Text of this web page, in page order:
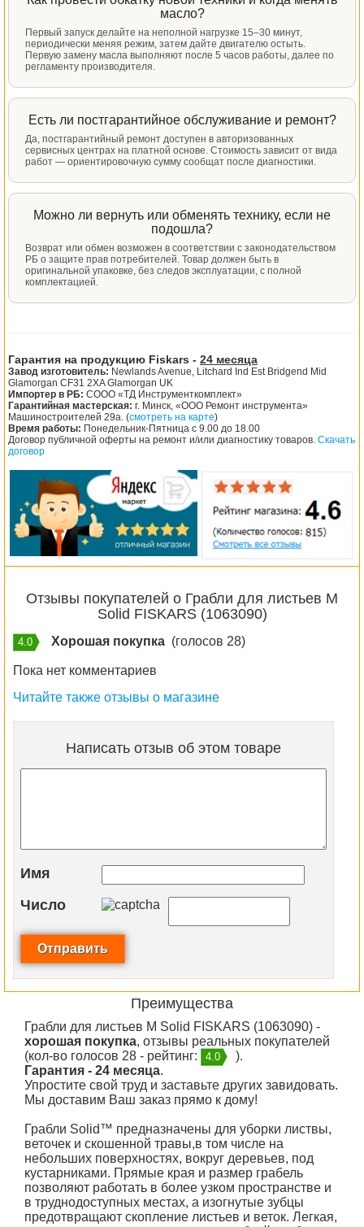
масло?
Первый запуск делайте на неполной нагрузке 15–30 минут,
периодически меняя режим, затем дайте двигателю остыть.
Первую замену масла выполняют после 5 часов работы, далее по
регламенту производителя.
Есть ли постгарантийное обслуживание и ремонт?
Да, постгарантийный ремонт доступен в авторизованных
сервисных центрах на платной основе. Стоимость зависит от вида
работ — ориентировочную сумму сообщат после диагностики.
Можно ли вернуть или обменять технику, если не
подошла?
Возврат или обмен возможен в соответствии с законодательством
РБ о защите прав потребителей. Товар должен быть в
оригинальной упаковке, без следов эксплуатации, с полной
комплектацией.
Гарантия на продукцию Fiskars - 24 месяца
Завод изготовитель: Newlands Avenue, Litchard Ind Est Bridgend Mid
Glamorgan CF31 2XA Glamorgan UK
Импортер в РБ: СООО «ТД Инструменткомплект»
Гарантийная мастерская: г. Минск, «ООО Ремонт инструмента»
Машиностроителей 29а. (смотреть на карте)
Время работы: Понедельник-Пятница с 9.00 до 18.00
Договор публичной оферты на ремонт и/или диагностику товаров. Скачать
договор
Отзывы покупателей о Грабли для листьев M
Solid FISKARS (1063090)
4.0 Хорошая покупка (голосов 28)
Пока нет комментариев
Читайте также отзывы о магазине
Написать отзыв об этом товаре
Имя
Число
Преимущества
Грабли для листьев M Solid FISKARS (1063090) -
хорошая покупка, отзывы реальных покупателей
(кол-во голосов 28 - рейтинг:
4.0
).
Гарантия - 24 месяца.
Упростите свой труд и заставьте других завидовать.
Мы доставим Ваш заказ прямо к дому!
Грабли Solid™ предназначены для уборки листвы,
веточек и скошенной травы,в том числе на
небольших поверхностях, вокруг деревьев, под
кустарниками. Прямые края и размер грабель
позволяют работать в более узком пространстве и
в труднодоступных местах, а изогнутые зубцы
предотвращают скопление листьев и веток. Легкая,